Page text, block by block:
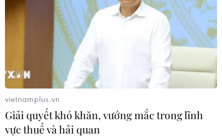
Hội đồng ưu thế năng lượng quốc gia Mỹ sẽ điều phối
chính sách năng lượng giữa các cơ quan liên bang,
đồng thời đơn giản hóa quy trình cấp phép, khai thác
và phân phối các nguồn tài nguyên năng lượng.
vietnamplus.vn
Giải quyết khó khăn, vướng mắc trong lĩnh
vực thuế và hải quan